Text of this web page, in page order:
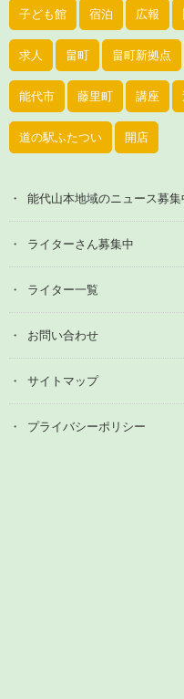
子ども館 宿泊 広報
求人 畠町 畠町新拠点
能代市 藤里町 講座
道の駅ふたつい 開店
能代山本地域のニュース募集
ライターさん募集中
ライター一覧
お問い合わせ
サイトマップ
プライバシーポリシー